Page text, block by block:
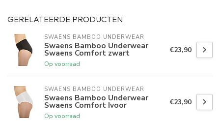
GERELATEERDE PRODUCTEN
SWAENS BAMBOO UNDERWEAR
Swaens Bamboo Underwear
Swaens Comfort zwart
Op voorraad
€23,90
SWAENS BAMBOO UNDERWEAR
Swaens Bamboo Underwear
Swaens Comfort Ivoor
Op voorraad
€23,90